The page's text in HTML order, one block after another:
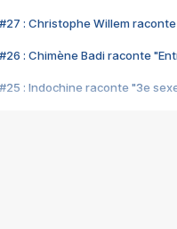
#27 : Christophe Willem
#26 : Chimène Badi raconte
#25 : Indochine raconte "3e